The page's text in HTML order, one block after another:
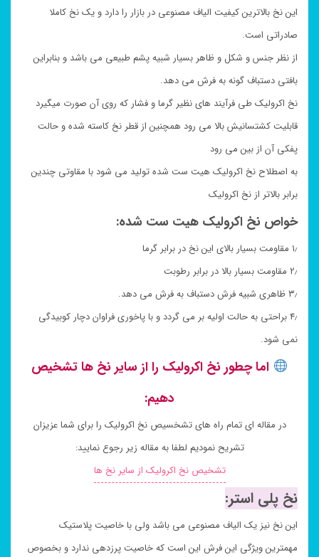
این نخ بالاترین کیفیت الیاف مصنوعی در بازار را دارد و یک نخ کاملا
صادراتی است.
از نظر جنس و شکل و ظاهر بسیار شبیه پشم طبیعی می باشد و بنابراین
بافتی دستباف گونه به فرش می دهد.
نخ اکرولیک طی فرآیند های نظیر گرما و فشار که روی آن صورت میگیرد
قابلیت کشتسانیش بالا می رود همچنین از قطر نخ کاسته شده و حالت
پفکی آن از بین می رود
به اصطلاح نخ اکرولیک هیت ست شده تولید می شود با مقاوتی چندین
برابر بالاتر از نخ اکرولیک
خواص نخ اکرولیک هیت ست شده:
۱٫ مقاومت بسیار بالای این نخ در برابر گرما
۲٫ مقاومت بسیار بالا در برابر رطوبت
۳٫ ظاهری شبیه فرش دستباف به فرش می دهد.
۴٫ براحتی به حالت اولیه بر می گردد و با پاخوری فراوان دچار کوبیدگی
نمی شود.
اما چطور نخ اکرولیک را از سایر نخ ها تشخیص
دهیم:
در مقاله ای تمام راه های تشخسیص نخ اکرولیک را برای شما عزیزان
تشریح نمودیم لطفا به مقاله زیر رجوع نمایید:
تشخیص نخ اکرولیک از سایر نخ ها
نخ پلی استر:
این نخ نیز یک الیاف مصنوعی می باشد ولی با خاصیت پلاستیک
مهمترین ویژگی این فرش این است که خاصیت پرزدهی ندارد و بخصوص